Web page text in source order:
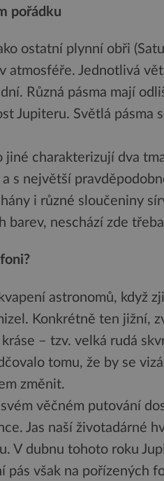
pořádku
ostatní plynní obři
atmosféře. Jednotlivá
Různá pásma mají
Jupiteru. Světlá pásma
jiné charakterizují dva
s největší
i různé sloučeniny
barev, neschází zde
astronomů, když
Konkrétně ten jižní,
– tzv. velká rudá
tomu, že by se
změnit.
věčném putování
Jas naší životadárné
V dubnu tohoto roku
pás však na pořízených